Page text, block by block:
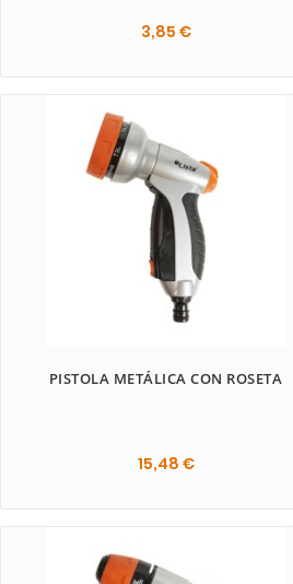
3,85 €
PISTOLA METÁLICA CON ROSETA
15,48 €